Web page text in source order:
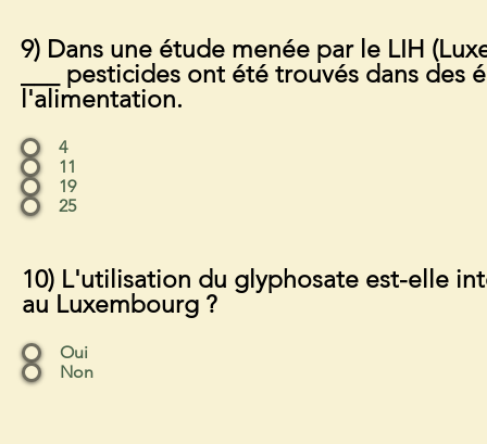
9) Dans une étude menée par le LIH
___ pesticides ont été trouvés dans
l'alimentation.
4
11
19
25
10) L'utilisation du glyphosate est-elle
au Luxembourg ?
Oui
Non